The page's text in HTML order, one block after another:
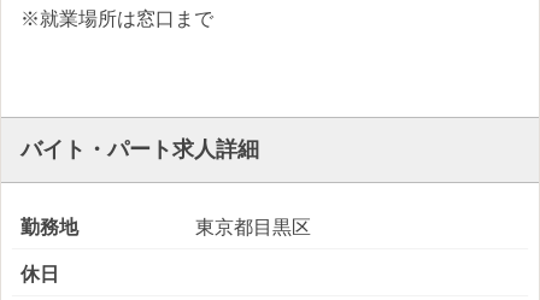
※就業場所は窓口まで
バイト・パート求人詳細
勤務地 東京都目黒区
休日